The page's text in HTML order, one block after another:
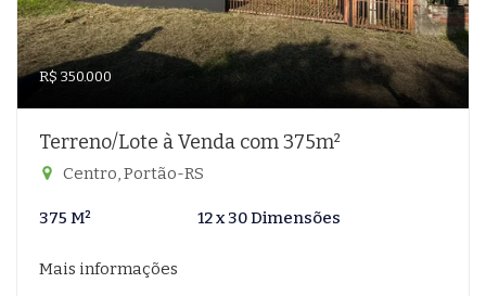
R$ 350.000
Terreno/Lote à Venda com 375m²
Centro, Portão-RS
375 M² 12 x 30 Dimensões
Mais informações